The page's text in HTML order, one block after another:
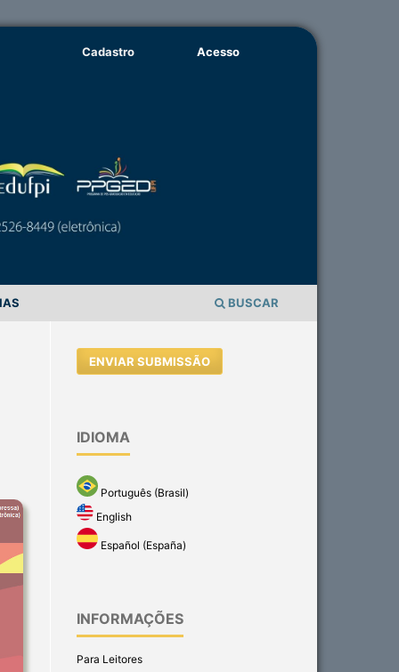
BUSCAR
Cadastro Acesso
ENVIAR SUBMISSÃO
IDIOMA
Português (Brasil)
English
Español (España)
INFORMAÇÕES
Para Leitores